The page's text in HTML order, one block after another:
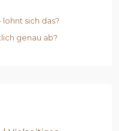
sich das?
genau ab?